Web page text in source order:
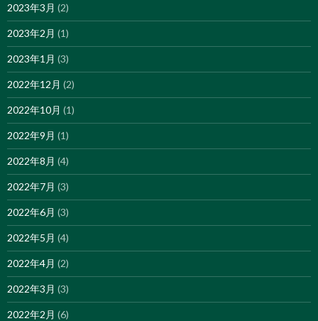
2023年3月 (2)
2023年2月 (1)
2023年1月 (3)
2022年12月 (2)
2022年10月 (1)
2022年9月 (1)
2022年8月 (4)
2022年7月 (3)
2022年6月 (3)
2022年5月 (4)
2022年4月 (2)
2022年3月 (3)
2022年2月 (6)